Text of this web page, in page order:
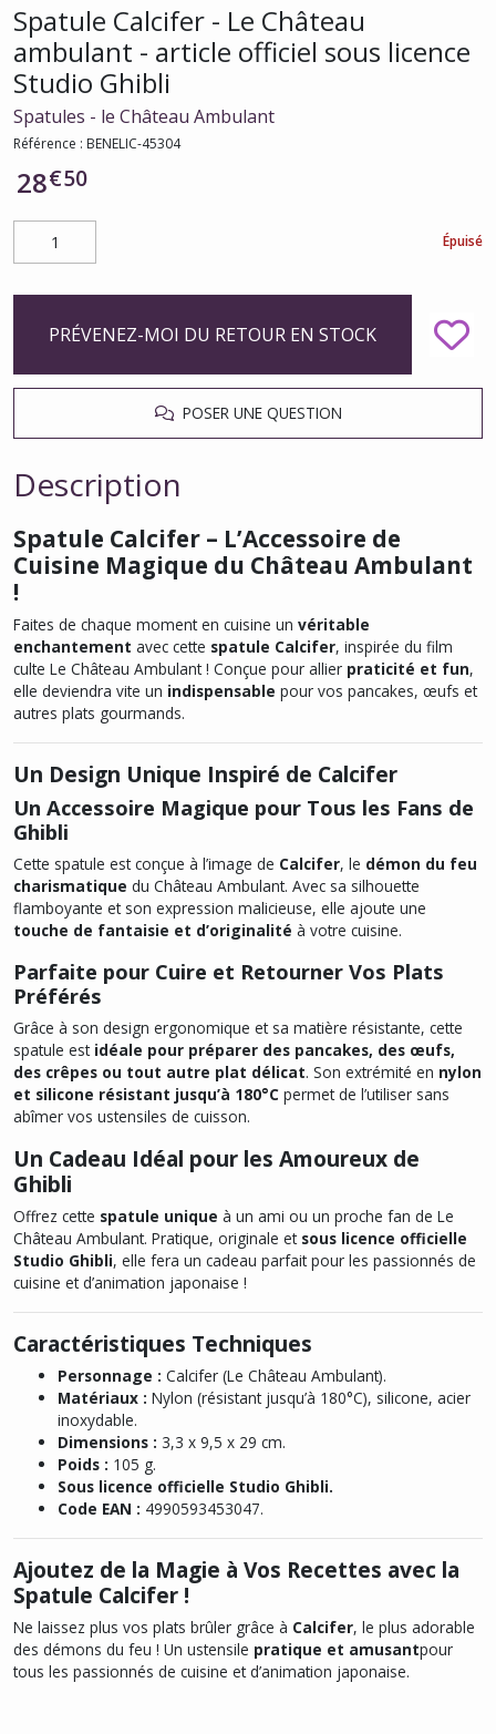
Spatule Calcifer - Le Château
ambulant - article officiel sous licence
Studio Ghibli
Spatules - le Château Ambulant
Référence : BENELIC-45304
28€50
Épuisé
PRÉVENEZ-MOI DU RETOUR EN STOCK
POSER UNE QUESTION
Description
Spatule Calcifer – L’Accessoire de
Cuisine Magique du Château Ambulant
!
Faites de chaque moment en cuisine un véritable
enchantement avec cette spatule Calcifer, inspirée du film
culte Le Château Ambulant! Conçue pour allier praticité et fun,
elle deviendra vite un indispensable pour vos pancakes, œufs et
autres plats gourmands.
Un Design Unique Inspiré de Calcifer
Un Accessoire Magique pour Tous les Fans de
Ghibli
Cette spatule est conçue à l’image de Calcifer, le démon du feu
charismatique du Château Ambulant. Avec sa silhouette
flamboyante et son expression malicieuse, elle ajoute une
touche de fantaisie et d’originalité à votre cuisine.
Parfaite pour Cuire et Retourner Vos Plats
Préférés
Grâce à son design ergonomique et sa matière résistante, cette
spatule est idéale pour préparer des pancakes, des œufs,
des crêpes ou tout autre plat délicat. Son extrémité en nylon
et silicone résistant jusqu’à 180°C permet de l’utiliser sans
abîmer vos ustensiles de cuisson.
Un Cadeau Idéal pour les Amoureux de
Ghibli
Offrez cette spatule unique à un ami ou un proche fan de Le
Château Ambulant. Pratique, originale et sous licence officielle
Studio Ghibli, elle fera un cadeau parfait pour les passionnés de
cuisine et d’animation japonaise !
Caractéristiques Techniques
Personnage : Calcifer (Le Château Ambulant).
Matériaux : Nylon (résistant jusqu’à 180°C), silicone, acier
inoxydable.
Dimensions : 3,3 x 9,5 x 29 cm.
Poids : 105 g.
Sous licence officielle Studio Ghibli.
Code EAN : 4990593453047.
Ajoutez de la Magie à Vos Recettes avec la
Spatule Calcifer !
Ne laissez plus vos plats brûler grâce à Calcifer, le plus adorable
des démons du feu ! Un ustensile pratique et amusantpour
tous les passionnés de cuisine et d’animation japonaise.